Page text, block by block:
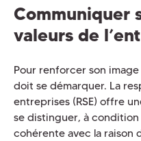
Communiquer
valeurs de
Pour renforcer son
doit se démarquer. La
entreprises (RSE) offre
se distinguer, à
cohérente avec la raison